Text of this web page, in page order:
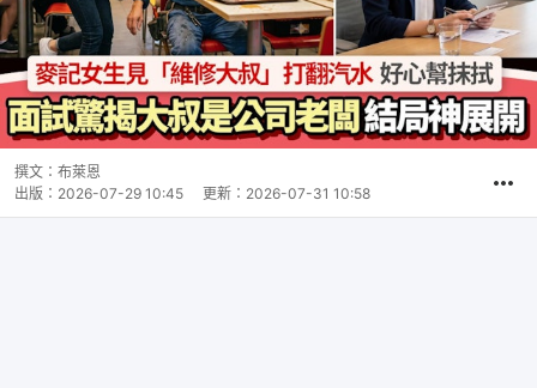
撰文： 布萊恩
出版： 2026-07-29 10:45 更新： 2026-07-31 10:58